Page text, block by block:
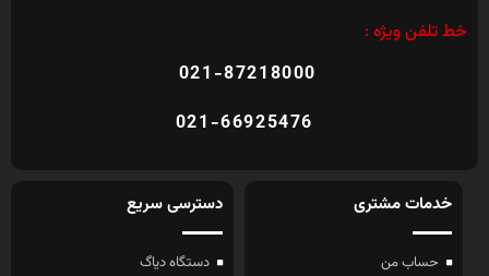
خط تلفن ویژه :
021-87218000
021-66925476
خدمات مشتری
حساب من
دسترسی سریع
دستگاه دیاگ